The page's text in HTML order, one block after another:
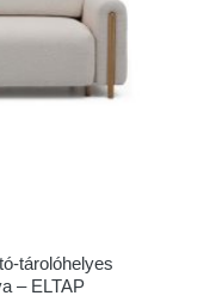
tárolóhelyes
– ELTAP